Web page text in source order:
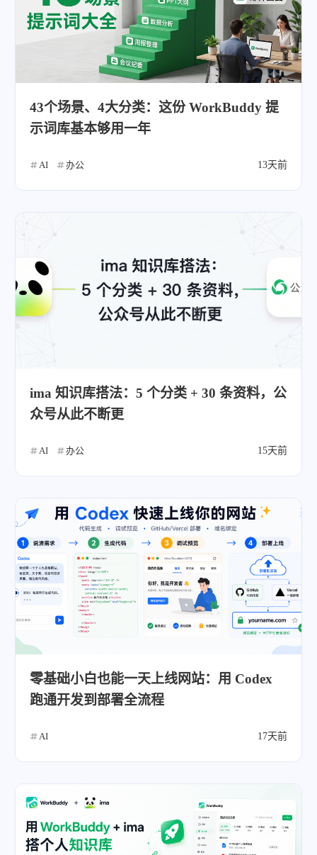
43个场景、4大分类：这份 WorkBuddy 提
示词库基本够用一年
AI 办公 13天前
ima 知识库搭法：5 个分类 + 30 条资料，公
众号从此不断更
AI 办公 15天前
零基础小白也能一天上线网站：用 Codex
跑通开发到部署全流程
AI 17天前